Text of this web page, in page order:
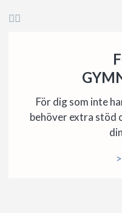

För dig som inte
behöver extra stöd